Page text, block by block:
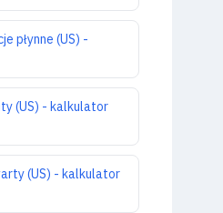
płynne (US) -
(US) - kalkulator
(US) - kalkulator